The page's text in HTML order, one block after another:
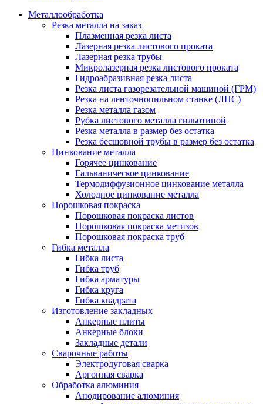
Металлообработка
Резка металла на заказ
Плазменная резка листа
Лазерная резка листового проката
Лазерная резка трубы
Микролазерная резка листового проката
Гидроабразивная резка листа
Резка листа газорезательной машиной (ГРМ)
Резка на ленточнопильном станке (ЛПС)
Резка металла газом
Рубка листового металла гильотиной
Резка металла в размер без остатка
Резка бесшовной трубы в размер без остатка
Цинкование металла
Горячее цинкование
Гальваническое цинкование
Термодиффузионное цинкование металла
Холодное цинкование металла
Порошковая покраска
Порошковая покраска листов
Порошковая покраска метизов
Порошковая покраска труб
Гибка металла
Гибка листа
Гибка труб
Гибка арматуры
Гибка круга
Гибка квадрата
Изготовление закладных
Анкерные плиты
Анкерные блоки
Закладные детали
Сварочные работы
Электродуговая сварка
Аргонная сварка
Обработка алюминия
Анодирование алюминия